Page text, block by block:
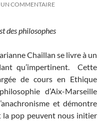
UN COMMENTAIRE
des philosophes
Chaillan se livre à un
qu’impertinent. Cette
de cours en Ethique
d’Aix-Marseille
et démontre
la pop peuvent nous initier